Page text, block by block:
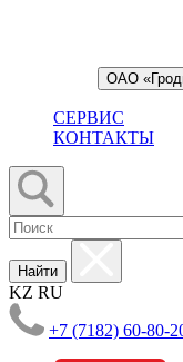
ОАО
СЕРВИС
КОНТАКТЫ
Найти
KZ RU
+7 (7182) 60-80-